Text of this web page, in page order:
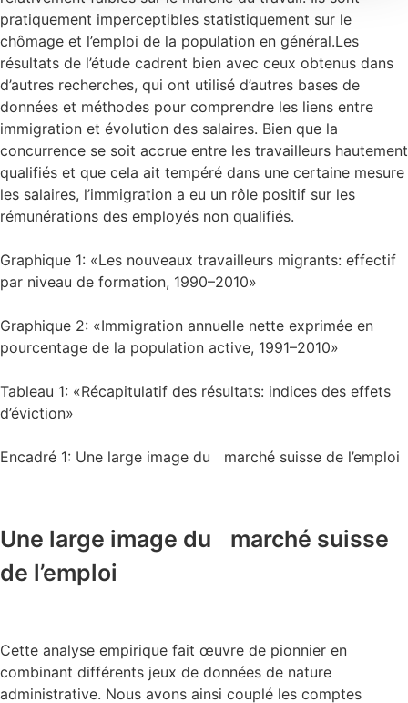
pratiquement imperceptibles statistiquement sur le
chômage et l’emploi de la population en général.Les
résultats de l’étude cadrent bien avec ceux obtenus dans
d’autres recherches, qui ont utilisé d’autres bases de
données et méthodes pour comprendre les liens entre
immigration et évolution des salaires. Bien que la
concurrence se soit accrue entre les travailleurs hautement
qualifiés et que cela ait tempéré dans une certaine mesure
les salaires, l’immigration a eu un rôle positif sur les
rémunérations des employés non qualifiés.
Graphique 1: «Les nouveaux travailleurs migrants: effectif
par niveau de formation, 1990–2010»
Graphique 2: «Immigration annuelle nette exprimée en
pourcentage de la population active, 1991–2010»
Tableau 1: «Récapitulatif des résultats: indices des effets
d’éviction»
Encadré 1: Une large image du marché suisse de l’emploi
Une large image du marché suisse
de l’emploi
Cette analyse empirique fait œuvre de pionnier en
combinant différents jeux de données de nature
administrative. Nous avons ainsi couplé les comptes